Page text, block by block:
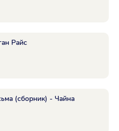
Райс
(сборник) - Чайна